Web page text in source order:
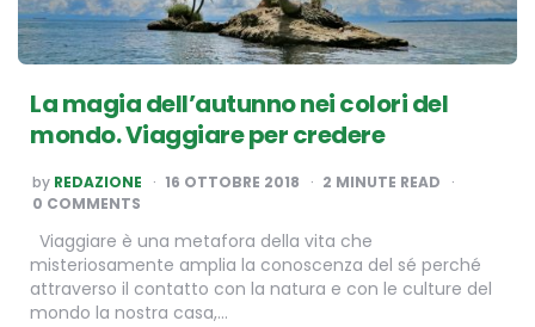
La magia dell’autunno nei colori del
mondo. Viaggiare per credere
POSTED
BY
by REDAZIONE 16 OTTOBRE 2018 2 MINUTE READ
0 COMMENTS
Viaggiare è una metafora della vita che
misteriosamente amplia la conoscenza del sé perché
attraverso il contatto con la natura e con le culture del
mondo la nostra casa,…